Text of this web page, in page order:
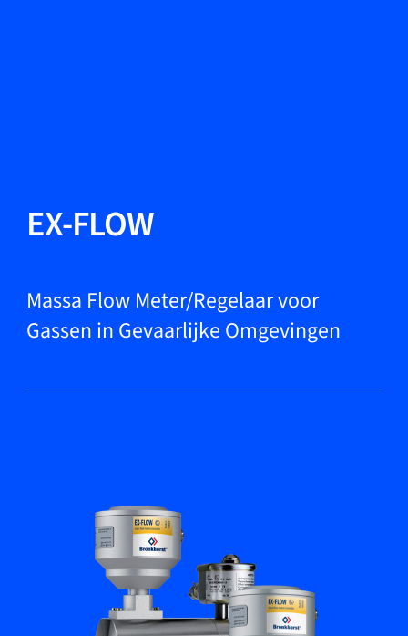
Producten
Markets
Bronkhorst
EX-FLOW
Massa Flow Meter/Regelaar voor
Gassen in Gevaarlijke Omgevingen